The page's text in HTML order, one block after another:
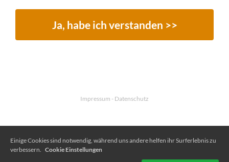
Ja, habe ich verstanden >>
Impressum - Datenschutz
Einige Cookies sind notwendig, während uns andere helfen ihr Surferlebnis zu
verbessern. Cookie Einstellungen